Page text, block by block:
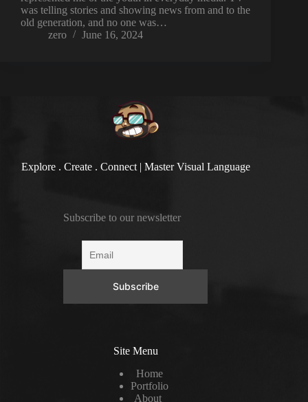
was telling stories and showing news from and to the
old generation, and no one was…
zero
June 16, 2024
Explore . Create . Connect | Master Visual Language
Subscribe to our newsletter
Site Menu
Home
Portfolio
About